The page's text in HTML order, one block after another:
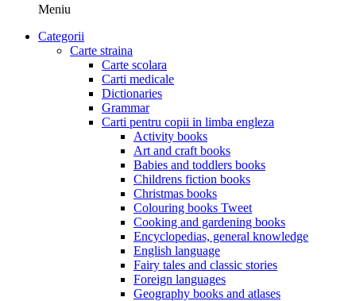
Meniu
Categorii
Carte straina
Carte scolara
Carti medicale
Dictionaries
Grammar
Carti pentru copii in limba engleza
Activity books
Art and craft books
Babies and toddlers books
Childrens fiction books
Christmas books
Colouring books Tweet
Cooking and gardening books
Encyclopedias, general knowledge
English language
Fairy tales and classic stories
Foreign languages
Geography books and atlases